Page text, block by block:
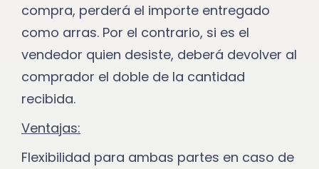
compra, perderá el importe entregado
como arras. Por el contrario, si es el
vendedor quien desiste, deberá devolver al
comprador el doble de la cantidad
recibida.
Ventajas:
Flexibilidad para ambas partes en caso de